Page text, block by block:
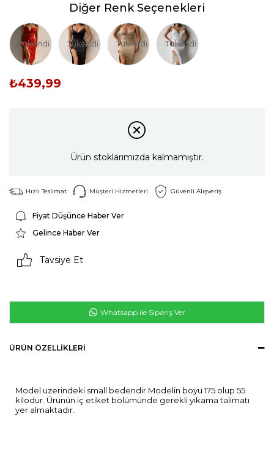
Diğer Renk Seçenekleri
Tükendi Tükendi Tükendi Tükendi
₺439,99
Ürün stoklarımızda kalmamıştır.
Hızlı Teslimat Müşteri Hizmetleri Güvenli Alışveriş
Fiyat Düşünce Haber Ver
Gelince Haber Ver
Tavsiye Et
Whatsapp ile Sipariş Ver
ÜRÜN ÖZELLIKLERI
Model üzerindeki small bedendir.Modelin boyu 175 olup 55
kilodur. Ürünün iç etiket bölümünde gerekli yıkama talimatı
yer almaktadır.